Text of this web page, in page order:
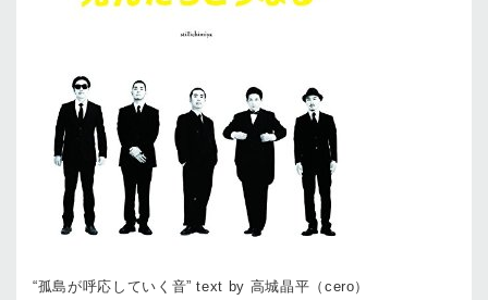
“孤島が呼応していく音” text by 高城晶平（cero）